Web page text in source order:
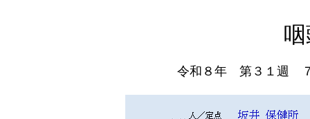
令和８年 第３１週 ７